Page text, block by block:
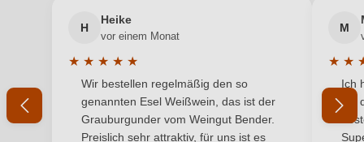
Rebsorte Weißer Burgunder
Traubenfarbe Weiß
Ihre E-Mail-Adresse
Ihr Passwort
Ich habe mein Passwort vergessen
H
Heike
vor einem Monat
★ ★ ★ ★ ★
Durchschnittliche Bewertung von 5 von 5 Sternen
Wir bestellen regelmäßig den so
genannten Esel Weißwein, das ist der
Grauburgunder vom Weingut Bender.
Preislich sehr attraktiv, für uns ist es
M
★ ★
Ich
mit